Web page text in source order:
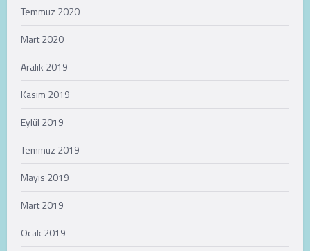
Temmuz 2020
Mart 2020
Aralık 2019
Kasım 2019
Eylül 2019
Temmuz 2019
Mayıs 2019
Mart 2019
Ocak 2019